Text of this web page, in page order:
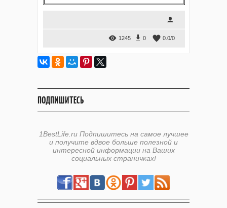
1245 0 0.0/0
ПОДПИШИТЕСЬ
1BestLife.ru Подпишитесь на самое лучшее
и получите вдвое больше полезной и
интересной информации на Ваших
социальных страничках!